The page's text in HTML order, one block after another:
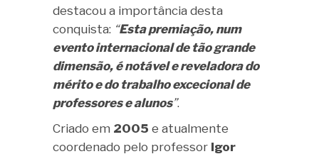
destacou a importância desta
conquista: “Esta premiação, num
evento internacional de tão grande
dimensão, é notável e reveladora do
mérito e do trabalho excecional de
professores e alunos”.
Criado em 2005 e atualmente
coordenado pelo professor Igor